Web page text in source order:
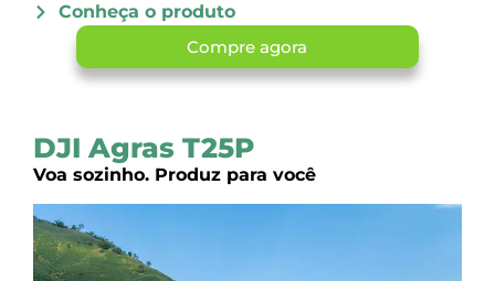
Conheça o produto
Compre agora
DJI Agras T25P
Voa sozinho. Produz para você